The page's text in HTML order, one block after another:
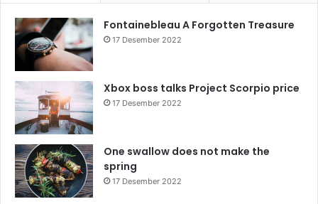
Fontainebleau A Forgotten Treasure
17 Desember 2022
Xbox boss talks Project Scorpio price
17 Desember 2022
One swallow does not make the
spring
17 Desember 2022